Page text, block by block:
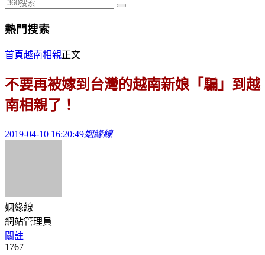
熱門搜索
首頁越南相親正文
不要再被嫁到台灣的越南新娘「騙」到越
南相親了！
2019-04-10 16:20:49姻緣線
姻緣線
網站管理員
關註
1767